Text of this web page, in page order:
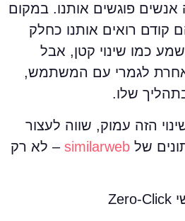
פוגשים אותנו. במקום
רואים אותנו כחלק
כמו שינוי קטן, אבל
לגמרי עם המשתמש,
שלו.
הזה עמוק, שווה לעצור
שלsimilarweb– לא רק